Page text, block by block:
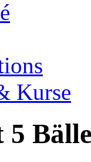
Kurse
5